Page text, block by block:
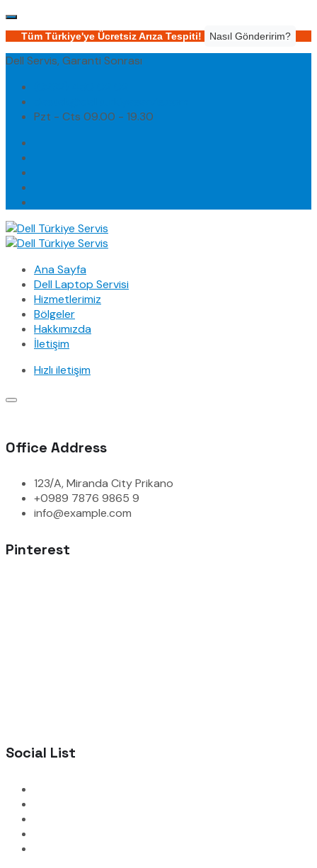
Tüm Türkiye'ye Ücretsiz Arıza Tespiti! Nasıl Gönderirim?
Dell Servis, Garanti Sonrası
Pzt - Cts 09.00 - 19.30
Ana Sayfa
Dell Laptop Servisi
Hizmetlerimiz
Bölgeler
Hakkımızda
İletişim
Hızlı iletişim
Office Address
123/A, Miranda City Prikano
+0989 7876 9865 9
info@example.com
Pinterest
Social List